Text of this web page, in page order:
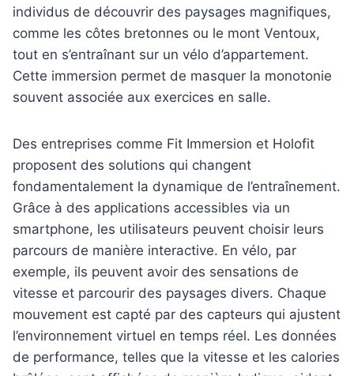
individus de découvrir des paysages magnifiques,
comme les côtes bretonnes ou le mont Ventoux,
tout en s’entraînant sur un vélo d’appartement.
Cette immersion permet de masquer la monotonie
souvent associée aux exercices en salle.
Des entreprises comme Fit Immersion et Holofit
proposent des solutions qui changent
fondamentalement la dynamique de l’entraînement.
Grâce à des applications accessibles via un
smartphone, les utilisateurs peuvent choisir leurs
parcours de manière interactive. En vélo, par
exemple, ils peuvent avoir des sensations de
vitesse et parcourir des paysages divers. Chaque
mouvement est capté par des capteurs qui ajustent
l’environnement virtuel en temps réel. Les données
de performance, telles que la vitesse et les calories